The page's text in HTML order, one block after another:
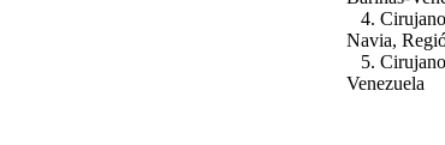
4.
Navia,
5.
Venezuela